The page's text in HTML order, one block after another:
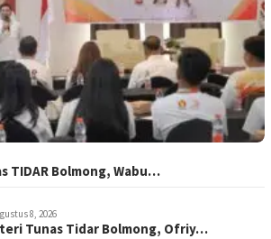
TIDAR Bolmong, Wabu…
8, 2026
Tunas Tidar Bolmong, Ofriy…